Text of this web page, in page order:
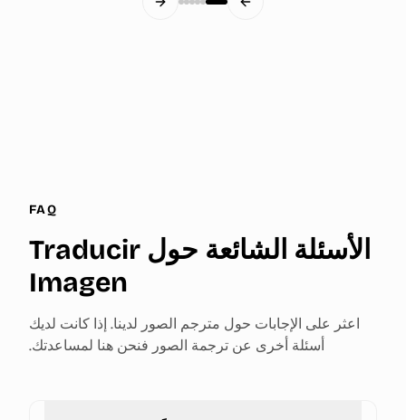
Previous slide
Next slide
FAQ
الأسئلة الشائعة حول Traducir
Imagen
اعثر على الإجابات حول مترجم الصور لدينا. إذا كانت لديك
أسئلة أخرى عن ترجمة الصور فنحن هنا لمساعدتك.